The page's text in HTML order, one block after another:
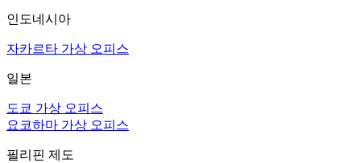
인도네시아
자카르타 가상 오피스
일본
도쿄 가상 오피스
요코하마 가상 오피스
필리핀 제도